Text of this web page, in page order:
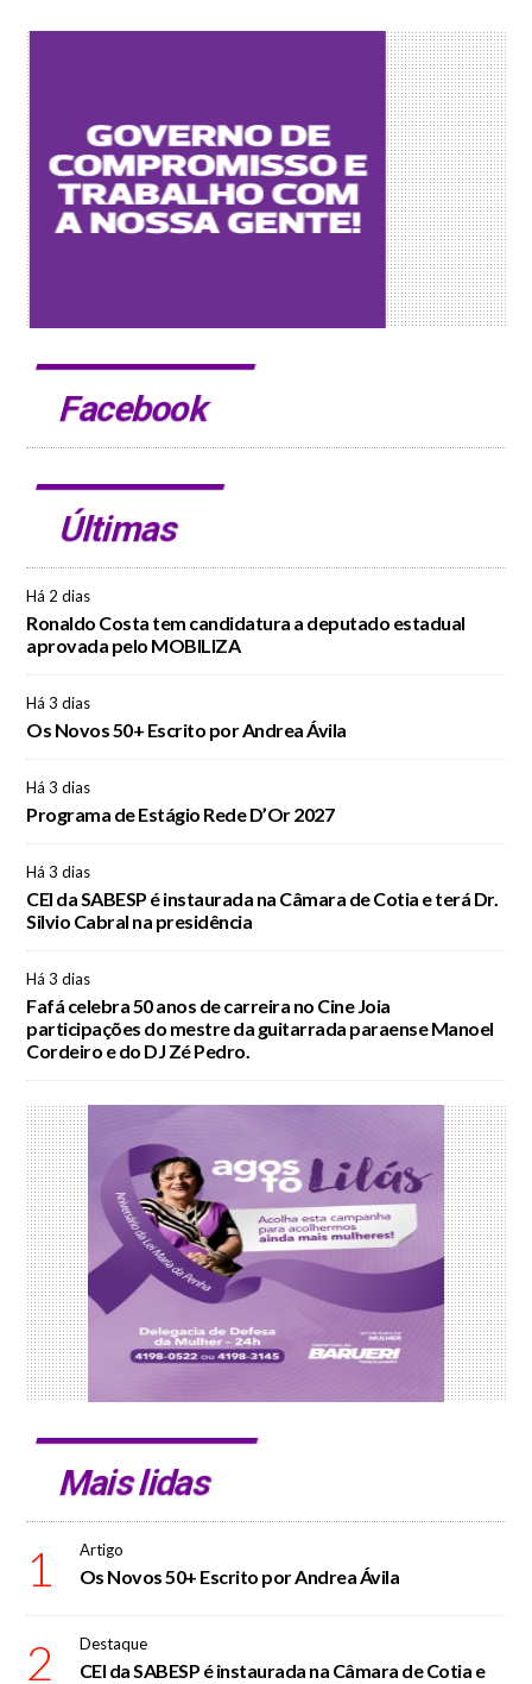
Facebook
Últimas
Há 2 dias
Ronaldo Costa tem candidatura a deputado estadual
aprovada pelo MOBILIZA
Há 3 dias
Os Novos 50+ Escrito por Andrea Ávila
Há 3 dias
Programa de Estágio Rede D’Or 2027
Há 3 dias
CEI da SABESP é instaurada na Câmara de Cotia e terá Dr.
Silvio Cabral na presidência
Há 3 dias
Fafá celebra 50 anos de carreira no Cine Joia
participações do mestre da guitarrada paraense Manoel
Cordeiro e do DJ Zé Pedro.
Mais lidas
1 Artigo
Os Novos 50+ Escrito por Andrea Ávila
2 Destaque
CEI da SABESP é instaurada na Câmara de Cotia e